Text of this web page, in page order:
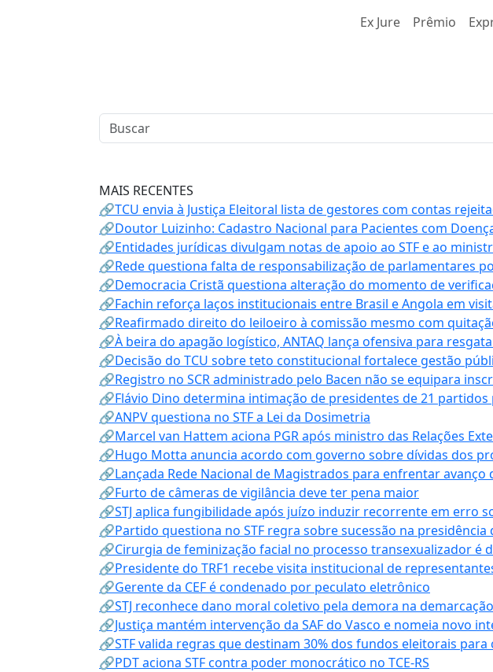
Ex Jure Prêmio
MAIS RECENTES
🔗TCU envia à Justiça Eleitoral lista de gestores com contas
🔗Doutor Luizinho: Cadastro Nacional para Pacientes com
🔗Entidades jurídicas divulgam notas de apoio ao STF e ao
🔗Rede questiona falta de responsabilização de parlamentares
🔗Democracia Cristã questiona alteração do momento de
🔗Fachin reforça laços institucionais entre Brasil e Angola em
🔗Reafirmado direito do leiloeiro à comissão mesmo com
🔗À beira do apagão logístico, ANTAQ lança ofensiva para
🔗Decisão do TCU sobre teto constitucional fortalece gestão
🔗Registro no SCR administrado pelo Bacen não se equipara
🔗Flávio Dino determina intimação de presidentes de 21
🔗ANPV questiona no STF a Lei da Dosimetria
🔗Marcel van Hattem aciona PGR após ministro das Relações
🔗Hugo Motta anuncia acordo com governo sobre dívidas dos
🔗Lançada Rede Nacional de Magistrados para enfrentar
🔗Furto de câmeras de vigilância deve ter pena maior
🔗STJ aplica fungibilidade após juízo induzir recorrente em erro
🔗Partido questiona no STF regra sobre sucessão na presidência
🔗Cirurgia de feminização facial no processo transexualizador é
🔗Presidente do TRF1 recebe visita institucional de
🔗Gerente da CEF é condenado por peculato eletrônico
🔗STJ reconhece dano moral coletivo pela demora na
🔗Justiça mantém intervenção da SAF do Vasco e nomeia novo
🔗STF valida regras que destinam 30% dos fundos eleitorais
🔗PDT aciona STF contra poder monocrático no TCE-RS